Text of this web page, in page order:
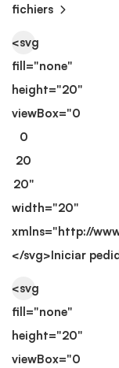
fichiers
<svg
fill="none"
height="20"
viewBox="0
0
20
20"
width="20"
xmlns="http://
</svg>Iniciar
<svg
fill="none"
height="20"
viewBox="0